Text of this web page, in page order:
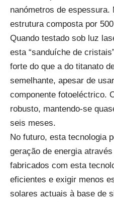
nanómetros de
estrutura composta por
Quando testado sob luz
esta “sanduíche de
forte do que a do titanato
semelhante, apesar de
componente fotoeléctrico.
robusto, mantendo-se
seis meses.
No futuro, esta tecnologia
geração de energia
fabricados com esta
eficientes e exigir menos
solares actuais à base de